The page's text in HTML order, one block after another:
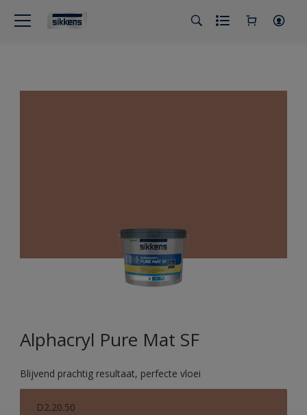
Alphacryl Pure Mat SF
Blijvend prachtig resultaat, perfecte vloei
D2.20.50